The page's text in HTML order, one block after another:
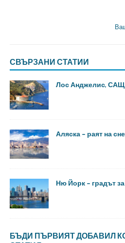
СВЪРЗАНИ СТАТИИ
Лос Анджелис, САЩ
Аляска – раят на
Ню Йорк – градът
БЪДИ ПЪРВИЯТ ДОБАВИЛ